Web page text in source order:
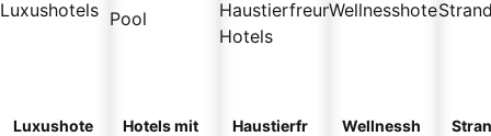
Luxushote
Hotels mit
Haustierfr
Wellnessh